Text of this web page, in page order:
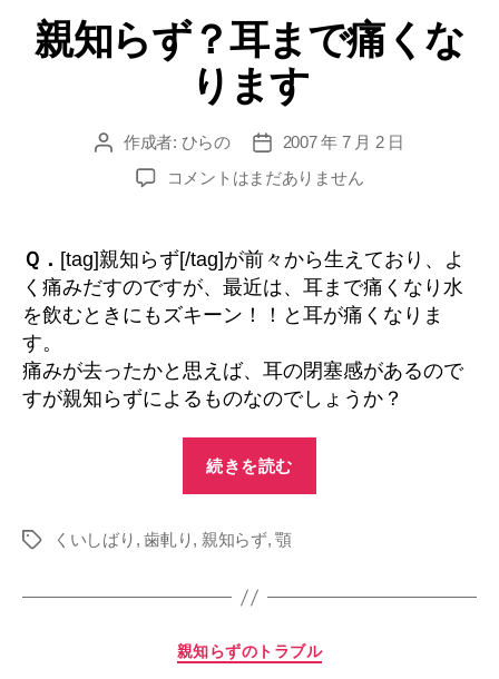
歯
並
変
わ
す
か”
ゴ
リ
ー
親知らず？耳まで痛くな
ります
投 作成者: ひらの
投
稿
日
2007 年 7 月 2 日
親
ず？
耳
ま
で
く
な
コメントはまだありません
Ｑ． [tag]親知らず[/tag]が前々から生えており、よ
く痛みだすのですが、最近は、耳まで痛くなり水
を飲むときにもズキーン！！と耳が痛くなりま
す。
痛みが去ったかと思えば、耳の閉塞感があるので
すが親知らずによるものなのでしょうか？
続きを読む
ま
痛
タ
くいしばり ,歯軋り, 親知らず,顎
カ
親知らずのトラブル